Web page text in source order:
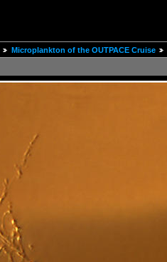
Microplankton of the OUTPACE Cruise